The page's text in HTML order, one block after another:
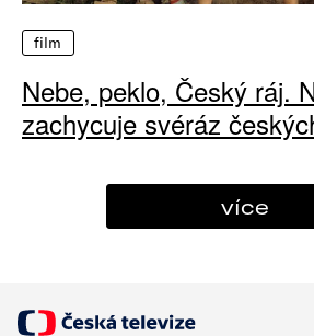
film
Nebe, peklo, Český ráj.
zachycuje svéráz
více